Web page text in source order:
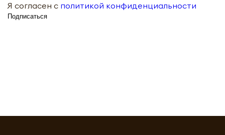
Я согласен с политикой конфиденциальности
Подписаться